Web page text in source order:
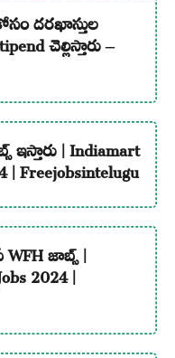
దరఖాస్తుల
చెల్లిస్తారు –
ఇస్తారు | Indiamart
| Freejobsintelugu
జాబ్స్ |
2024 |